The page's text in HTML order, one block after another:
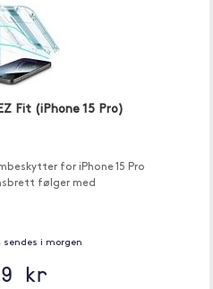
Fit (iPhone 15 Pro)
for iPhone 15 Pro
følger med
sendes i morgen
kr